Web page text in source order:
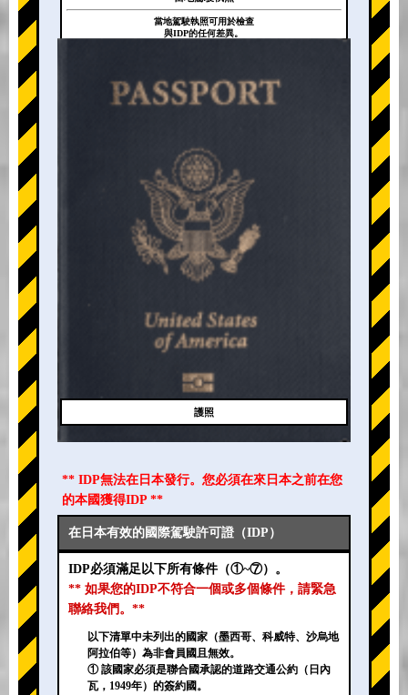
+
當地駕駛執照可用於檢查
與IDP的任何差異。
護照
** IDP無法在日本發行。您必須在來日本之前在您
的本國獲得IDP **
在日本有效的國際駕駛許可證（IDP）
IDP必須滿足以下所有條件（①~⑦）。
** 如果您的IDP不符合一個或多個條件，請緊急
聯絡我們。**
以下清單中未列出的國家（墨西哥、科威特、沙烏地
阿拉伯等）為非會員國且無效。
① 該國家必須是聯合國承認的道路交通公約（日內
瓦，1949年）的簽約國。